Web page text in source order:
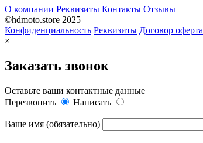
О компании Реквизиты Контакты Отзывы
©hdmoto.store 2025
Конфиденциальность Реквизиты Договор оферта
×
Заказать звонок
Оставьте ваши контактные данные
Перезвонить
Написать
Ваше имя (обязательно)